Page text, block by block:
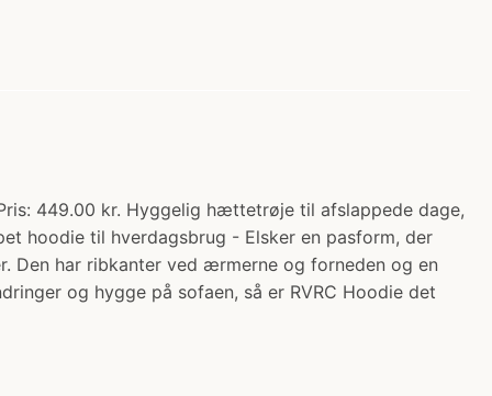
449.00 kr. Hyggelig hættetrøje til afslappede dage,
hoodie til hverdagsbrug - Elsker en pasform, der
Den har ribkanter ved ærmerne og forneden og en
og hygge på sofaen, så er RVRC Hoodie det